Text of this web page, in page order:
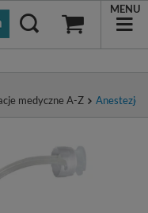
MENU
medyczne A-Z